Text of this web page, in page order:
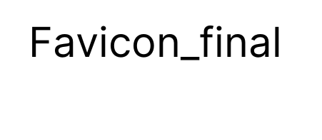
Favicon_final